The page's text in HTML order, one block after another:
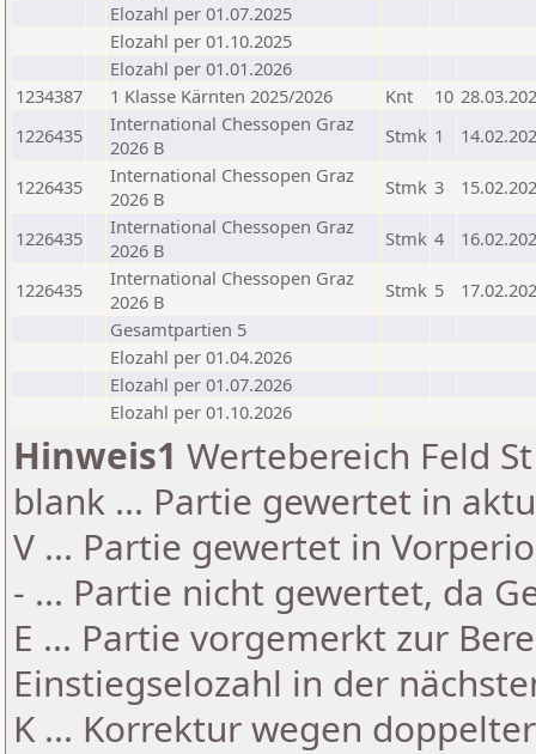
Elozahl per 01.07.2025
Elozahl per 01.10.2025
Elozahl per 01.01.2026
1234387
1 Klasse Kärnten 2025/2026 Knt 10
1226435
International Chessopen Graz
2026 B
Stmk 1
1226435
International Chessopen Graz
2026 B
Stmk 3
1226435
International Chessopen Graz
2026 B
Stmk 4
1226435
International Chessopen Graz
2026 B
Stmk 5
Gesamtpartien 5
Elozahl per 01.04.2026
Elozahl per 01.07.2026
Elozahl per 01.10.2026
Hinweis1 Wertebereich Feld
blank ... Partie gewertet in
V ... Partie gewertet in
- ... Partie nicht gewertet, da
E ... Partie vorgemerkt zur
Einstiegselozahl in der
K ... Korrektur wegen